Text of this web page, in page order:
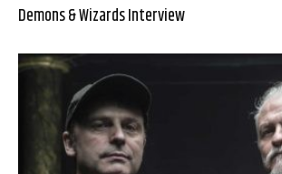
Demons & Wizards Interview